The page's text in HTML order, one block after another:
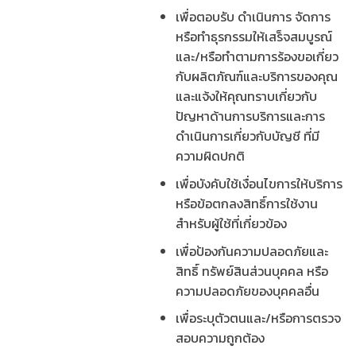
เพื่อตอบรับ ดำเนินการ จัดการ
หรือทำธุรกรรมให้เสร็จสมบูรณ์
และ/หรือทำตามการร้องขอเกี่ยว
กับผลิตภัณฑ์และบริการของคุณ
และแจ้งให้คุณทราบเกี่ยวกับ
ปัญหาด้านการบริการและการ
ดำเนินการเกี่ยวกับบัญชี ที่มี
ความผิดปกติ
เพื่อบังคับใช้เงื่อนไขการให้บริการ
หรือข้อตกลงสิทธิ์การใช้งาน
สำหรับผู้ใช้ที่เกี่ยวข้อง
เพื่อป้องกันความปลอดภัยและ
สิทธิ์ ทรัพย์สินส่วนบุคคล หรือ
ความปลอดภัยของบุคคลอื่น
เพื่อระบุตัวตนและ/หรือการตรวจ
สอบความถูกต้อง